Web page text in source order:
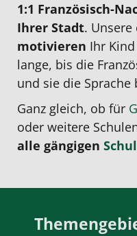
1:1 Französisch-
Ihrer Stadt.
motivieren Ihr
lange, bis die
und sie die Sprache
Ganz gleich, ob für
oder weitere
alle gängigen